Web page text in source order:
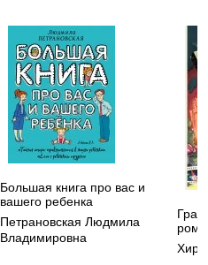
Большая книга про вас и
вашего ребенка
Петрановская Людмила
Владимировна